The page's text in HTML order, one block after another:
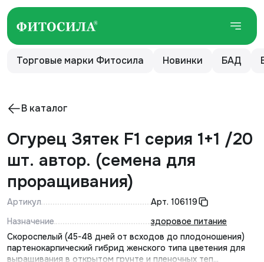
Торговые марки Фитосила Новинки БАД
В каталог
Огурец Зятек F1 серия 1+1 /20
шт. автор. (семена для
проращивания)
Артикул Арт. 106119
Назначение
здоровое питание
Скороспелый (45-48 дней от всходов до плодоношения)
партенокарпический гибрид женского типа цветения для
выращивания в открытом грунте и пленочных теп...